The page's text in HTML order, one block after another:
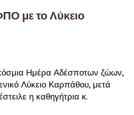
με το Λύκειο
Ημέρα Αδέσποτων ζώων,
Λύκειο Καρπάθου, μετά
η καθηγήτρια κ.